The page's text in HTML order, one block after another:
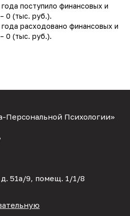
поступило финансовых и
0 (тыс. руб.).
расходовано финансовых и
0 (тыс. руб.).
Психологии»